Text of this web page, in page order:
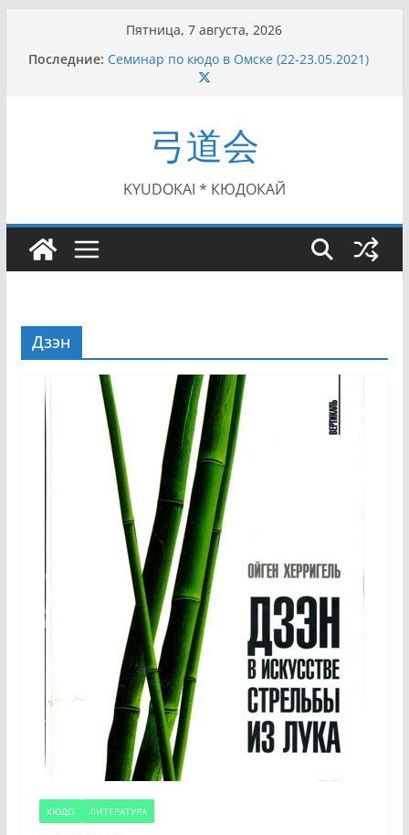
содержимому
Пятница, 7 августа, 2026
Последние: Семинар по кюдо в Омске (22-23.05.2021)
Чемпионат Росcии, Дёмино (2-5.09.2021)
II Кубок Посла Японии в России по Кюдо,
Орёл (25.07.2021)
I этап Кубка Московской области по Кюдо /
Сейдокан II (27.06.2021)
弓道会
KYUDOKAI * КЮДОКАЙ
Дзэн
КЮДО ЛИТЕРАТУРА